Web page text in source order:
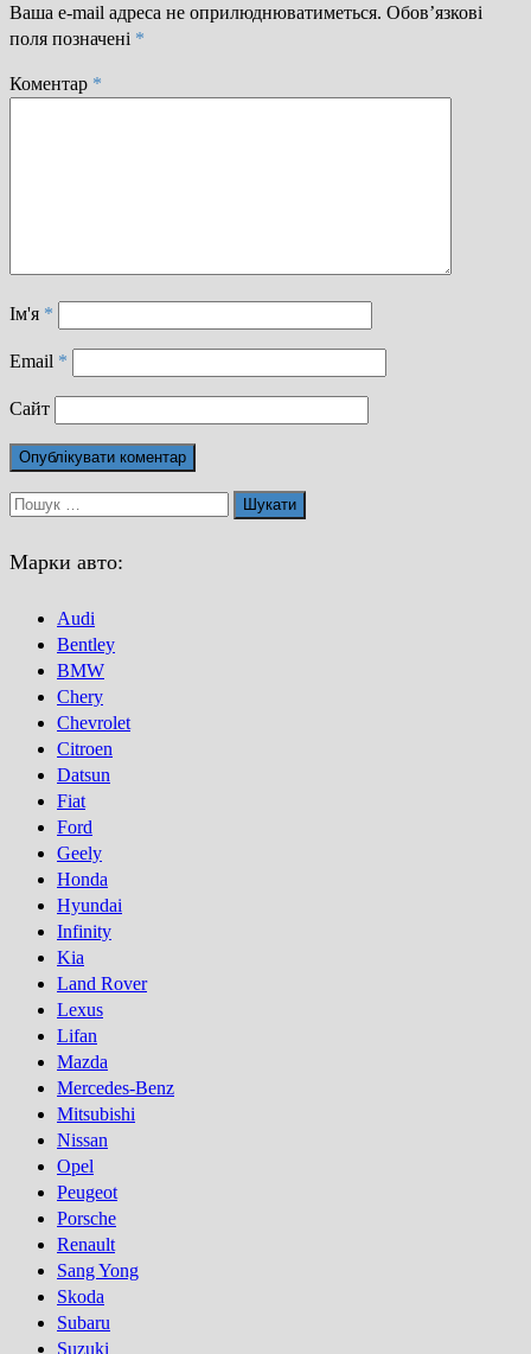
Ваша e-mail адреса не оприлюднюватиметься. Обов’язкові
поля позначені *
Коментар *
Ім'я *
Email *
Сайт
Пошук:
Марки авто:
Audi
Bentley
BMW
Chery
Chevrolet
Citroen
Datsun
Fiat
Ford
Geely
Honda
Hyundai
Infinity
Kia
Land Rover
Lexus
Lifan
Mazda
Mercedes-Benz
Mitsubishi
Nissan
Opel
Peugeot
Porsсhe
Renault
Sang Yong
Skoda
Subaru
Suzuki